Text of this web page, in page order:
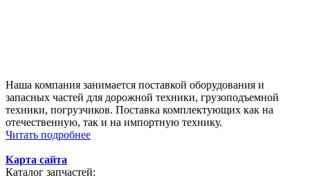
Наша компания занимается поставкой оборудования и
запасных частей для дорожной техники, грузоподъемной
техники, погрузчиков. Поставка комплектующих как на
отечественную, так и на импортную технику.
Читать подробнее
Карта сайта
Каталог запчастей: